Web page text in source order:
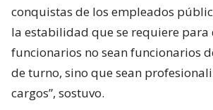
conquistas de los empleados
la estabilidad que se requiere para
funcionarios no sean funcionarios
de turno, sino que sean
cargos”, sostuvo.